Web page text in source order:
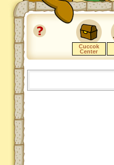
Cuccok
Center